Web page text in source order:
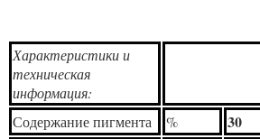
Характеристики и
техническая
информация:
Содержание пигмента
% 30